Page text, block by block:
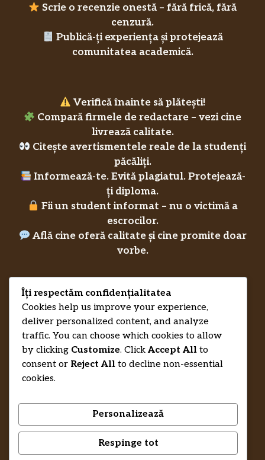
Scrie o recenzie onestă – fără frică, fără
cenzură.
Publică-ți experiența și protejează
comunitatea academică.
Verifică înainte să plătești!
Compară firmele de redactare – vezi cine
livrează calitate.
Citește avertismentele reale de la studenți
păcăliți.
Informează-te. Evită plagiatul. Protejează-
ți diploma.
Fii un student informat – nu o victimă a
escrocilor.
Află cine oferă calitate și cine promite doar
vorbe.
RecenziiLucrareLicenta.euCreditsPrivacy Policy
© 2026 RecenziiLucrareLicenta.eu •
Îți respectăm confidențialitatea
Cookies help us improve your experience,
deliver personalized content, and analyze
traffic. You can choose which cookies to allow
by clicking Customize. Click Accept All to
consent or Reject All to decline non-essential
cookies.
Personalizează
Respinge tot